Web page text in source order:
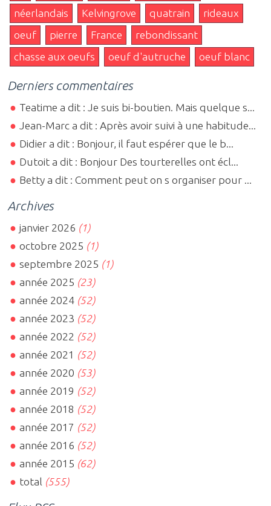
néerlandais
Kelvingrove quatrain
rideaux
oeuf
pierre France
rebondissant
chasse aux oeufs
oeuf d'autruche oeuf blanc
Derniers commentaires
Teatime a dit : Je suis bi-boutien. Mais quelque s...
Jean-Marc a dit : Après avoir suivi à une habitude...
Didier a dit : Bonjour, il faut espérer que le b...
Dutoit a dit : Bonjour Des tourterelles ont écl...
Betty a dit : Comment peut on s organiser pour ...
Archives
janvier 2026 (1)
octobre 2025 (1)
septembre 2025 (1)
année 2025 (23)
année 2024 (52)
année 2023 (52)
année 2022 (52)
année 2021 (52)
année 2020 (53)
année 2019 (52)
année 2018 (52)
année 2017 (52)
année 2016 (52)
année 2015 (62)
total (555)